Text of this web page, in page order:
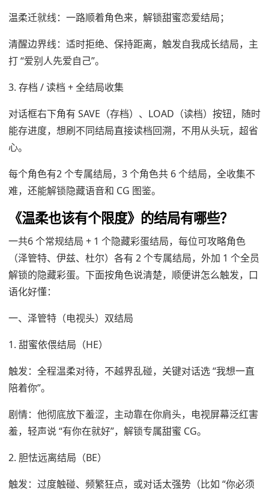
温柔迁就线：一路顺着角色来，解锁甜蜜恋爱结局；
清醒边界线：适时拒绝、保持距离，触发自我成长结局，主
打 “爱别人先爱自己”。
3. 存档 / 读档 + 全结局收集
对话框右下角有 SAVE（存档）、LOAD（读档）按钮，随时
能存进度，想刷不同结局直接读档回溯，不用从头玩，超省
心。
每个角色有2 个专属结局，3 个角色共 6 个结局，全收集不
难，还能解锁隐藏语音和 CG 图鉴。
《温柔也该有个限度》的结局有哪些？
一共6 个常规结局 + 1 个隐藏彩蛋结局，每位可攻略角色
（泽管特、伊兹、杜尔）各有 2 个专属结局，外加 1 个全员
解锁的隐藏彩蛋。下面按角色说清楚，顺便讲怎么触发，口
语化好懂：
一、泽管特（电视头）双结局
1. 甜蜜依偎结局（HE）
触发：全程温柔对待，不越界乱碰，关键对话选 “我想一直
陪着你”。
剧情：他彻底放下羞涩，主动靠在你肩头，电视屏幕泛红害
羞，轻声说 “有你在就好”，解锁专属甜蜜 CG。
2. 胆怯远离结局（BE）
触发：过度触碰、频繁狂点，或对话太强势（比如 “你必须